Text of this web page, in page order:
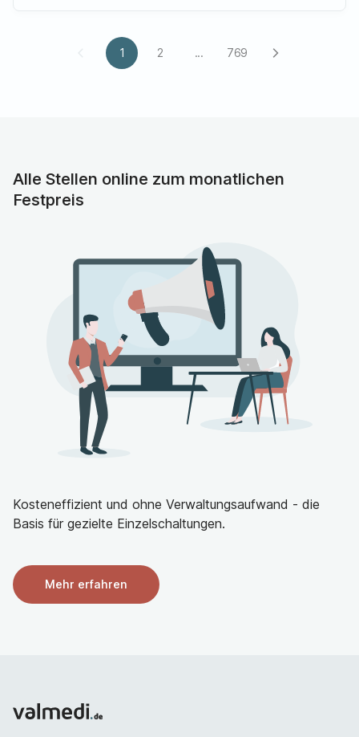
1 2 ... 769 arrow_forward_ios
Alle Stellen online zum monatlichen
Festpreis
Kosteneffizient und ohne Verwaltungsaufwand - die
Basis für gezielte Einzelschaltungen.
Mehr erfahren